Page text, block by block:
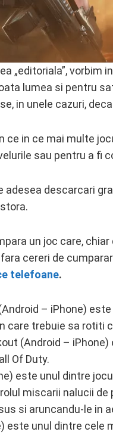
„editoriala”,
lumea si pentru
in unele cazuri,
ce in ce mai multe
sau pentru a fi
adesea descarcari
un joc care,
cereri de
telefoane.
– iPhone)
care trebuie sa rotiti
(Android –
Of Duty.
este unul dintre
miscarii nalucii
si aruncandu-le in
este unul dintre cele